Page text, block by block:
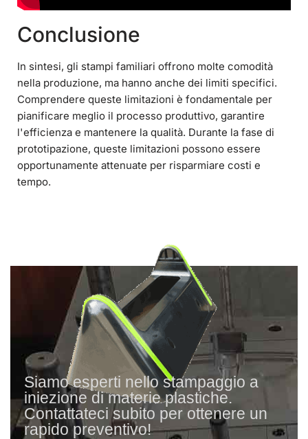
Conclusione
In sintesi, gli stampi familiari offrono molte comodità
nella produzione, ma hanno anche dei limiti specifici.
Comprendere queste limitazioni è fondamentale per
pianificare meglio il processo produttivo, garantire
l'efficienza e mantenere la qualità. Durante la fase di
prototipazione, queste limitazioni possono essere
opportunamente attenuate per risparmiare costi e
tempo.
Siamo esperti nello stampaggio a
iniezione di materie plastiche.
Contattateci subito per ottenere un
rapido preventivo!